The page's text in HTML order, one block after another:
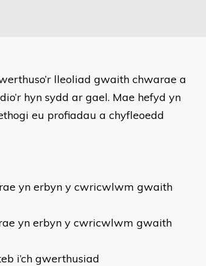
lleoliad gwaith chwarae a
hyn sydd ar gael. Mae hefyd yn
eu profiadau a chyfleoedd
yn erbyn y cwricwlwm gwaith
yn erbyn y cwricwlwm gwaith
i’ch gwerthusiad